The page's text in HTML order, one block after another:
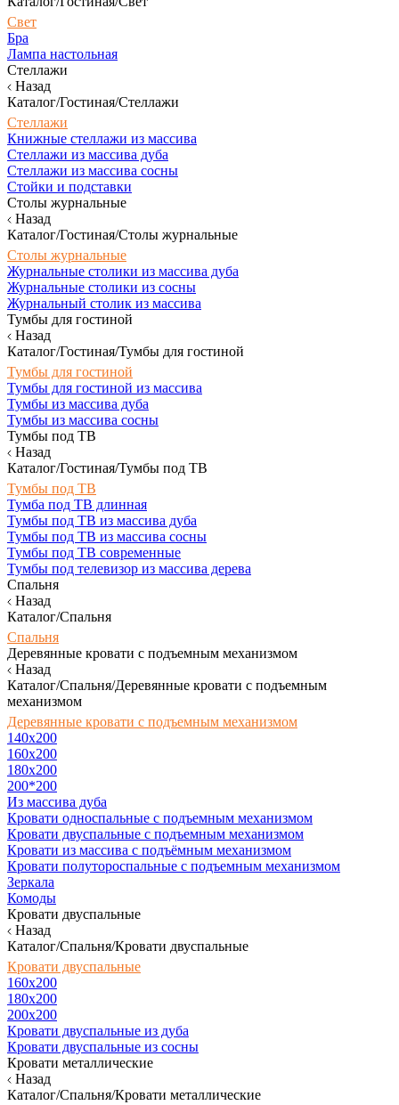
Свет
Бра
Лампа настольная
Стеллажи
Назад
Каталог/Гостиная/Стеллажи
Стеллажи
Книжные стеллажи из массива
Стеллажи из массива дуба
Стеллажи из массива сосны
Стойки и подставки
Столы журнальные
Назад
Каталог/Гостиная/Столы журнальные
Столы журнальные
Журнальные столики из массива дуба
Журнальные столики из сосны
Журнальный столик из массива
Тумбы для гостиной
Назад
Каталог/Гостиная/Тумбы для гостиной
Тумбы для гостиной
Тумбы для гостиной из массива
Тумбы из массива дуба
Тумбы из массива сосны
Тумбы под ТВ
Назад
Каталог/Гостиная/Тумбы под ТВ
Тумбы под ТВ
Тумба под ТВ длинная
Тумбы под ТВ из массива дуба
Тумбы под ТВ из массива сосны
Тумбы под ТВ современные
Тумбы под телевизор из массива дерева
Спальня
Назад
Каталог/Спальня
Спальня
Деревянные кровати с подъемным механизмом
Назад
Каталог/Спальня/Деревянные кровати с подъемным
механизмом
Деревянные кровати с подъемным механизмом
140x200
160х200
180х200
200*200
Из массива дуба
Кровати односпальные с подъемным механизмом
Кровати двуспальные с подъемным механизмом
Кровати из массива с подъёмным механизмом
Кровати полутороспальные с подъемным механизмом
Зеркала
Комоды
Кровати двуспальные
Назад
Каталог/Спальня/Кровати двуспальные
Кровати двуспальные
160х200
180x200
200x200
Кровати двуспальные из дуба
Кровати двуспальные из сосны
Кровати металлические
Назад
Каталог/Спальня/Кровати металлические